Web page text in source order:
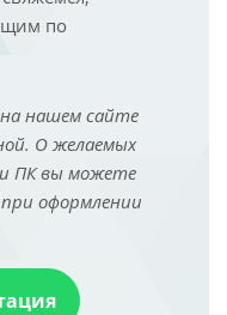
по
нашем сайте
О желаемых
ПК вы можете
оформлении